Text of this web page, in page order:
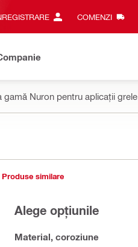
COMENZI
gamă Nuron pentru aplicații grele.
Produse similare
Alege opțiunile
Material, coroziune